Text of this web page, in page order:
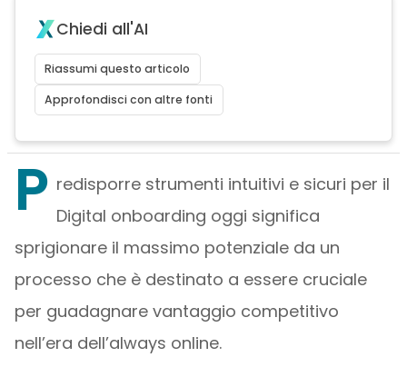
Chiedi all'AI
Riassumi questo articolo
Approfondisci con altre fonti
P redisporre strumenti intuitivi e sicuri per il
Digital onboarding oggi significa
sprigionare il massimo potenziale da un
processo che è destinato a essere cruciale
per guadagnare vantaggio competitivo
nell’era dell’always online.